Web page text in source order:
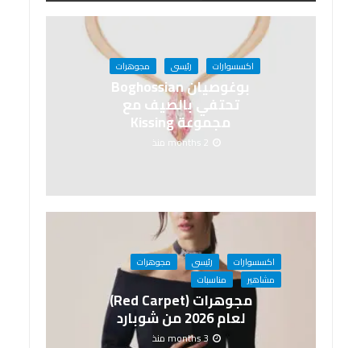
اكسسوارات رئيسى مجوهرات
بوغوصيان Boghossian
تحتفي بالصيف مع
مجموعة Kissing
2 months منذ
اكسسوارات رئيسى
مجوهرات
مشاهير
مناسبات
مجوهرات (Red Carpet)
لعام 2026 من شوبارد
3 months منذ